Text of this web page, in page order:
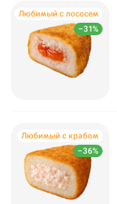
–31%
Любимый с лососем
–36%
Любимый с крабом